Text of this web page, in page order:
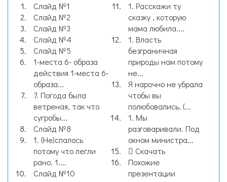
Слайд №1
Слайд №2
Слайд №3
Слайд №4
Слайд №5
1-места 6- образа
действия 1-места 6-
образа...
7. Погода была
ветреная, так что
сугробы...
Слайд №8
1. (Не)спалось
потому что легли
рано. 1....
Слайд №10
1. Расскажи ту
сказку , которую
мама любила....
1. Власть
безграничная
природы нам потому
не...
Я нарочно не убрала
чтобы вы
полюбовались. (...
1. Мы
разговаривали. Под
окном министра...
Скачать
Похожие
презентации